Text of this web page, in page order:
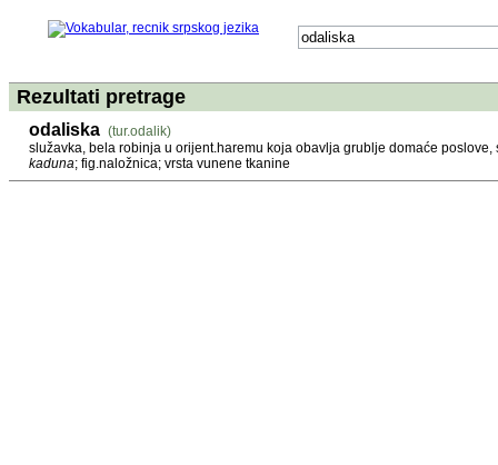
Rezultati pretrage
odaliska (tur.odalik)
služavka, bela robinja u orijent.haremu koja obavlja grublje domaće
kaduna; fig.naložnica; vrsta vunene tkanine